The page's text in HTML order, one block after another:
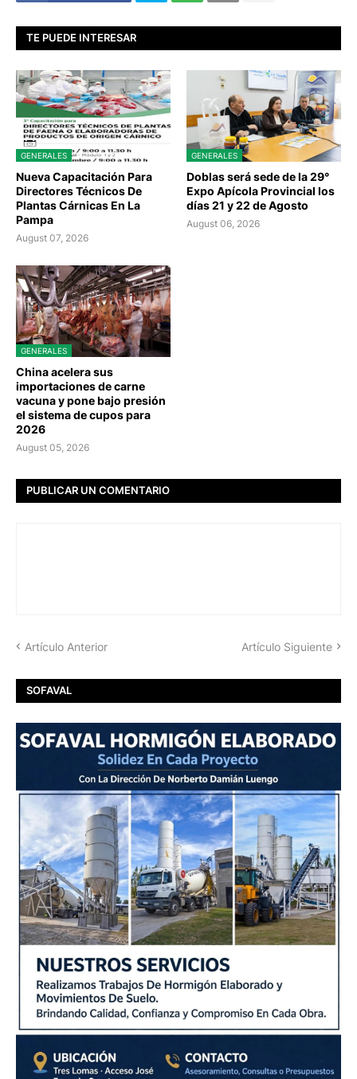
TE PUEDE INTERESAR
GENERALES
Nueva Capacitación Para
Directores Técnicos De
Plantas Cárnicas En La
Pampa
August 07, 2026
GENERALES
Doblas será sede de la 29°
Expo Apícola Provincial los
días 21 y 22 de Agosto
August 06, 2026
GENERALES
China acelera sus
importaciones de carne
vacuna y pone bajo presión
el sistema de cupos para
2026
August 05, 2026
PUBLICAR UN COMENTARIO
Artículo Anterior Artículo Siguiente
SOFAVAL